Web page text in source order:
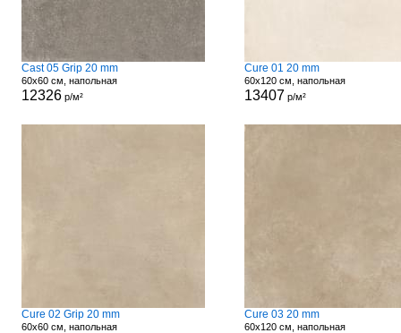
Cast 05 Grip 20 mm
60x60 см, напольная
12326р/м²
Cure 01 20 mm
60x120 см, напольная
13407 р/м²
Cure 02 Grip 20 mm
60x60 см, напольная
Cure 03 20 mm
60x120 см, напольная